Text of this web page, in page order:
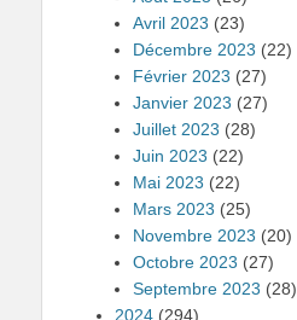
Avril 2023 (23)
Décembre 2023 (22)
Février 2023 (27)
Janvier 2023 (27)
Juillet 2023 (28)
Juin 2023 (22)
Mai 2023 (22)
Mars 2023 (25)
Novembre 2023 (20)
Octobre 2023 (27)
Septembre 2023 (28)
2024 (294)